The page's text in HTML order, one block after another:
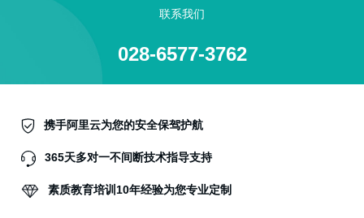
联系我们
028-6577-3762
携手阿里云为您的安全保驾护航
365天多对一不间断技术指导支持
素质教育培训10年经验为您专业定制